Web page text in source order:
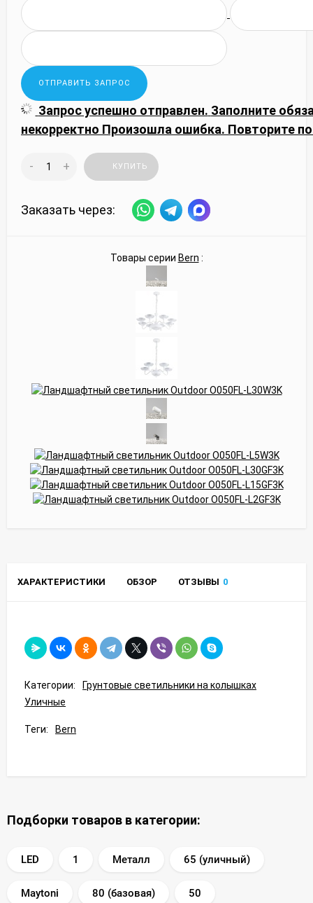
Запрос успешно отправлен. Заполните
некорректно Произошла ошибка. Повторите
- + КУПИТЬ
Заказать через:
Товары серии Bern :
ХАРАКТЕРИСТИКИ ОБЗОР ОТЗЫВЫ 0
Категории:
Грунтовые светильники на колышках
Уличные
Теги: Bern
Подборки товаров в категории:
LED 1 Металл 65 (уличный)
Maytoni 80 (базовая) 50